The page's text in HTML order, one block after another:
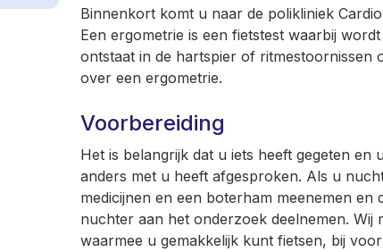
Binnenkort komt u naar de polikliniek
Een ergometrie is een fietstest waarbij
ontstaat in de hartspier of ritmestoornissen
over een ergometrie.
Voorbereiding
Het is belangrijk dat u iets heeft gegeten en
anders met u heeft afgesproken. Als u
medicijnen en een boterham meenemen
nuchter aan het onderzoek deelnemen. Wij
waarmee u gemakkelijk kunt fietsen, bij